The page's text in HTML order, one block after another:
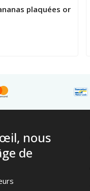
plaquées or
nous
de